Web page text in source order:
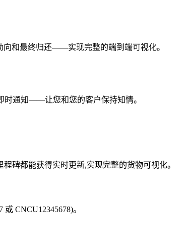
和最终归还——实现完整的端到端可视化。
时通知——让您和您的客户保持知情。
碑都能获得实时更新,实现完整的货物可视化。
CNCU12345678)。